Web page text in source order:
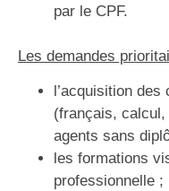
par le CPF.
Les demandes
l’acquisition
(français,
agents sans
les formations
professionnelle ;